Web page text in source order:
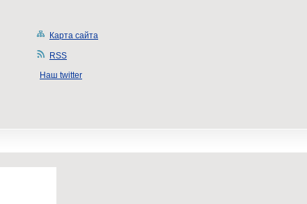
Карта сайта
RSS
Наш twitter